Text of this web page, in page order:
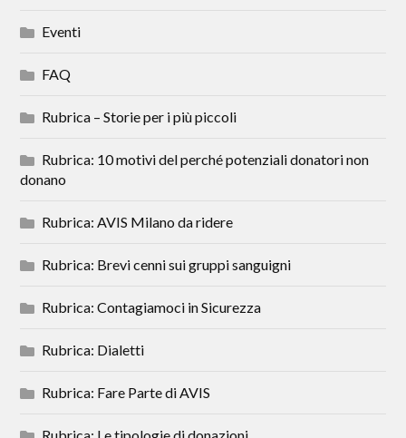
Eventi
FAQ
Rubrica – Storie per i più piccoli
Rubrica: 10 motivi del perché potenziali donatori non
donano
Rubrica: AVIS Milano da ridere
Rubrica: Brevi cenni sui gruppi sanguigni
Rubrica: Contagiamoci in Sicurezza
Rubrica: Dialetti
Rubrica: Fare Parte di AVIS